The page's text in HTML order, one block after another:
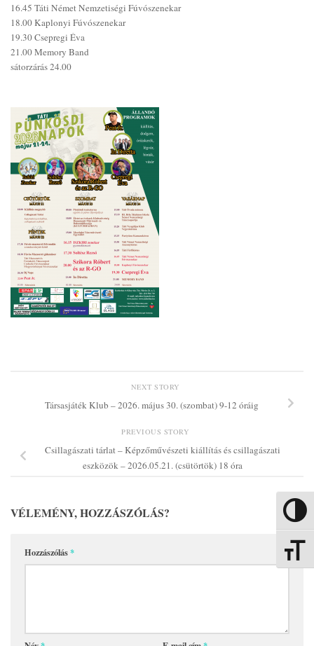
Nagy
16.45 Táti Német Nemzetiségi Fúvószenekar
18.00 Kaplonyi Fúvószenekar
19.30 Csepregi Éva
21.00 Memory Band
sátorzárás 24.00
NEXT STORY
Társasjáték Klub – 2026. május 30. (szombat) 9-12 óráig
PREVIOUS STORY
Csillagászati tárlat – Képzőművészeti kiállítás és csillagászati
eszközök – 2026.05.21. (csütörtök) 18 óra
VÉLEMÉNY, HOZZÁSZÓLÁS?
Hozzászólás*